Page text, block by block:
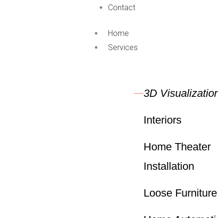
Contact
Home
Services
3D
Interiors
Home Theater
Installation
Loose Furniture